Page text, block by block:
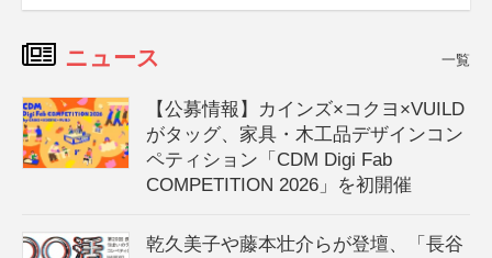
ニュース 一覧
【公募情報】カインズ×コクヨ×VUILD
がタッグ、家具・木工品デザインコン
ペティション「CDM Digi Fab
COMPETITION 2026」を初開催
乾久美子や藤本壮介らが登壇、「長谷